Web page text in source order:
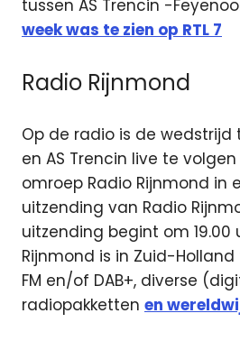
tussen AS Trencin -
week was te zien op RTL 7
Radio Rijnmond
Op de radio is de wedstrijd
en AS Trencin live te
omroep Radio Rijnmond in
uitzending van Radio
uitzending begint om 19.00
Rijnmond is in Zuid-
FM en/of DAB+, diverse
radiopakketten en